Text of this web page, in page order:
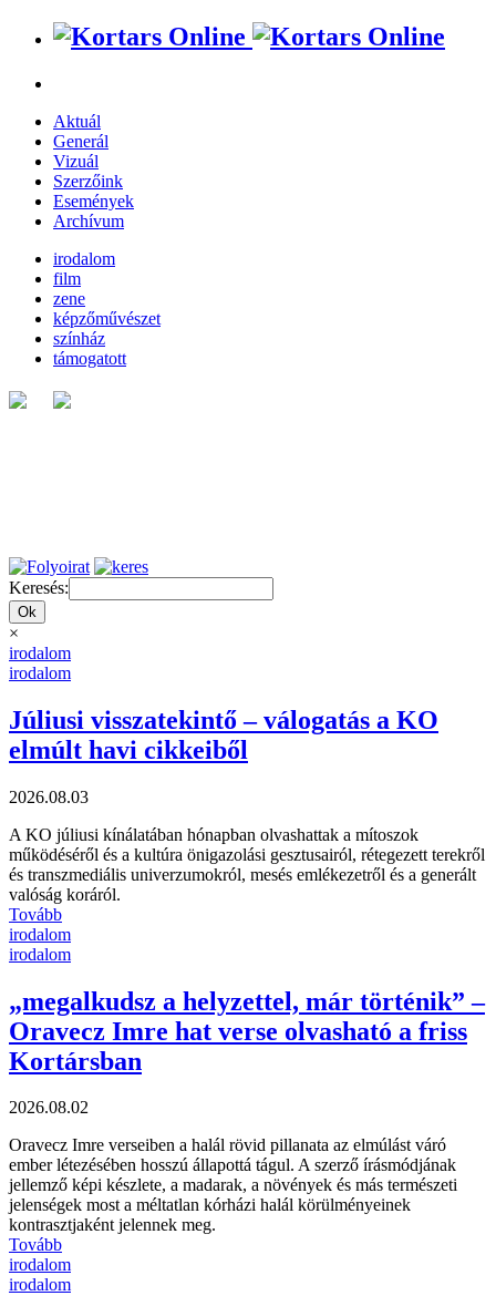
Aktuál
Generál
Vizuál
Szerzőink
Események
Archívum
irodalom
film
zene
képzőművészet
színház
támogatott
Keresés:
×
irodalom
irodalom
Júliusi visszatekintő – válogatás a KO
elmúlt havi cikkeiből
2026.08.03
A KO júliusi kínálatában hónapban olvashattak a mítoszok
működéséről és a kultúra önigazolási gesztusairól, rétegezett terekről
és transzmediális univerzumokról, mesés emlékezetről és a generált
valóság koráról.
Tovább
irodalom
irodalom
„megalkudsz a helyzettel, már történik” –
Oravecz Imre hat verse olvasható a friss
Kortársban
2026.08.02
Oravecz Imre verseiben a halál rövid pillanata az elmúlást váró
ember létezésében hosszú állapottá tágul. A szerző írásmódjának
jellemző képi készlete, a madarak, a növények és más természeti
jelenségek most a méltatlan kórházi halál körülményeinek
kontrasztjaként jelennek meg.
Tovább
irodalom
irodalom